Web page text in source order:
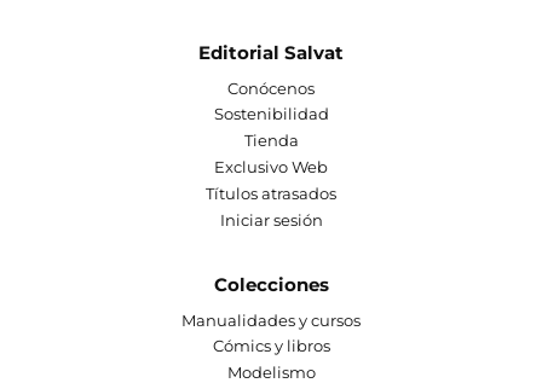
Editorial Salvat
Conócenos
Sostenibilidad
Tienda
Exclusivo Web
Títulos atrasados
Iniciar sesión
Colecciones
Manualidades y cursos
Cómics y libros
Modelismo